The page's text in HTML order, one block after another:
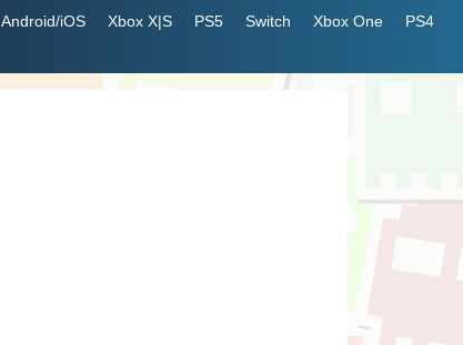
Android/iOS Xbox X|S PS5 Switch Xbox One
PS4